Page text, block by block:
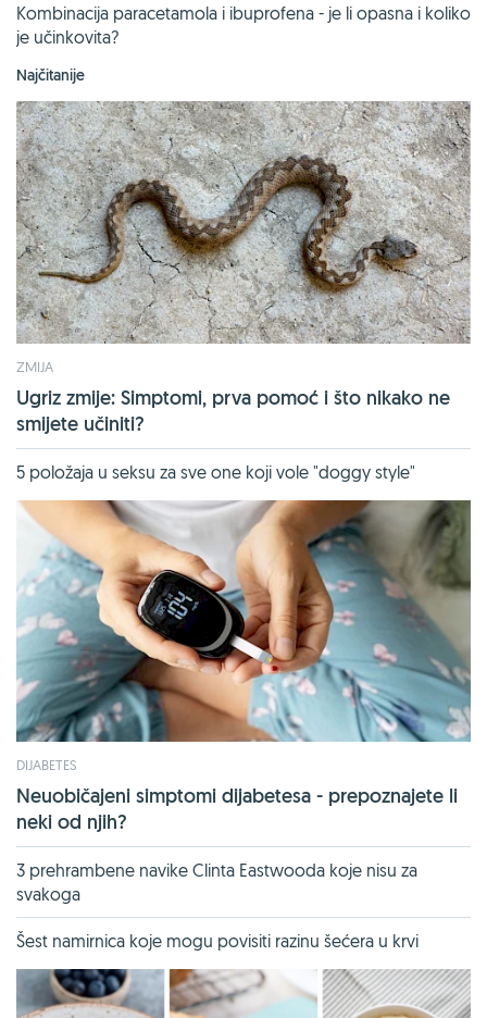
Kombinacija paracetamola i ibuprofena - je li opasna i koliko
je učinkovita?
Najčitanije
ZMIJA
Ugriz zmije: Simptomi, prva pomoć i što nikako ne
smijete učiniti?
5 položaja u seksu za sve one koji vole "doggy style"
DIJABETES
Neuobičajeni simptomi dijabetesa - prepoznajete li
neki od njih?
3 prehrambene navike Clinta Eastwooda koje nisu za
svakoga
Šest namirnica koje mogu povisiti razinu šećera u krvi